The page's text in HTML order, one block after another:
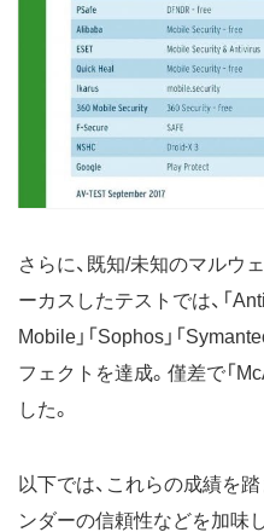
さらに、既知/未知のマルウ
ーカスしたテストでは、「
Mobile」「Sophos」「
フェクトを達成。僅差で「
した。
以下では、これらの成績を
ンダーの信頼性などを加味